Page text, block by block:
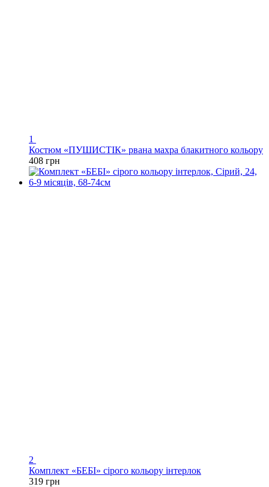
1
Костюм «ПУШИСТІК» рвана махра блакитного кольору
408 грн
2
Комплект «БЕБІ» сірого кольору інтерлок
319 грн